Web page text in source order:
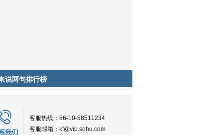
说两句排行榜
客服热线：86-10-58511234
客服邮箱： kf@vip.sohu.com